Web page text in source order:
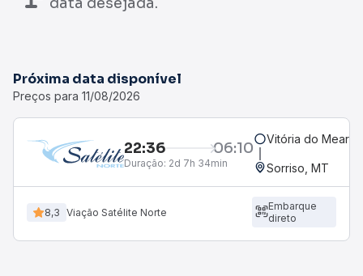
Próxima data disponível
Preços para 11/08/2026
22:36 06:10
Duração: 2d 7h 34min
Vitória do
Sorriso, MT
8,3 Viação Satélite Norte
Embarque
direto